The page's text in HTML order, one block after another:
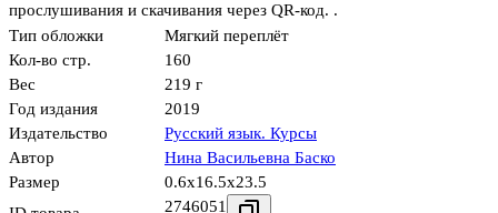
прослушивания и скачивания через QR-код. .
Тип обложки
Мягкий переплёт
Кол-во стр.
160
Вес
219 г
Год издания
2019
Издательство
Русский язык. Курсы
Автор
Нина Васильевна Баско
Размер
0.6x16.5x23.5
2746051